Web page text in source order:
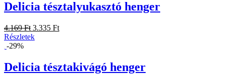
Delicia tésztalyukasztó henger
4.169 Ft 3.335 Ft
Részletek
-29%
Delicia tésztakivágó henger